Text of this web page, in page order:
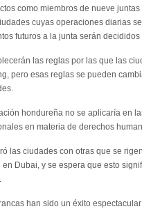
como miembros de nueve
cuyas operaciones diarias
futuros a la junta serán
las reglas por las que las
pero esas reglas se pueden
hondureña no se aplicaría en
en materia de derechos
las ciudades con otras que se
Dubai, y se espera que esto
han sido un éxito